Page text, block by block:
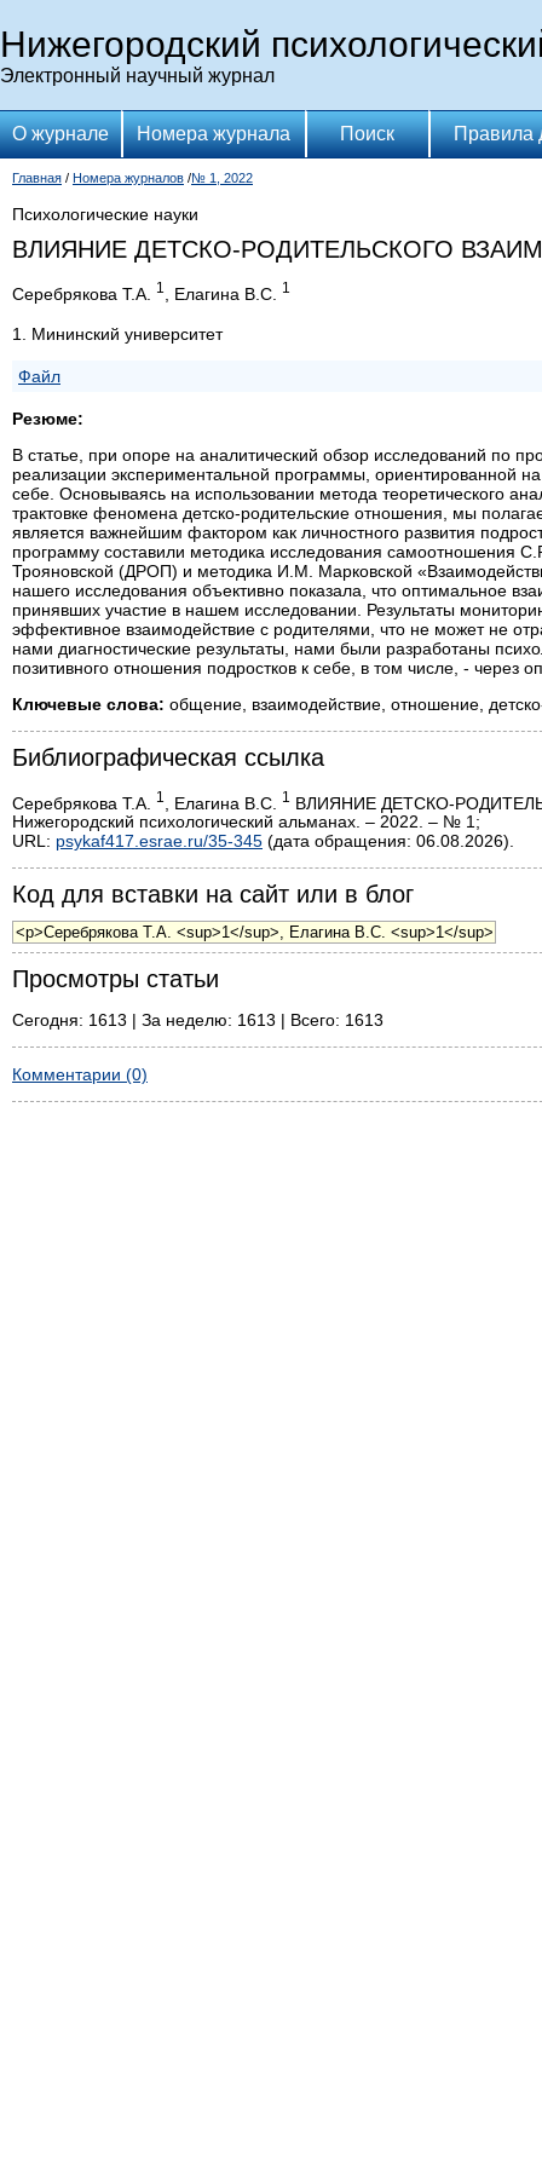
Нижегородский
Электронный научный журнал
О журнале Номера журнала Поиск Правила
Главная / Номера журналов /№ 1, 2022
Психологические науки
ВЛИЯНИЕ ДЕТСКО-РОДИТЕЛЬСКОГО
Серебрякова Т.А. 1 , Елагина В.С. 1
1. Мининский университет
Файл
Резюме:
В статье, при опоре на аналитический обзор исследований по
реализации экспериментальной программы, ориентированной
себе. Основываясь на использовании метода теоретического
трактовке феномена детско-родительские отношения, мы
является важнейшим фактором как личностного развития
программу составили методика исследования самоотношения
Трояновской (ДРОП) и методика И.М. Марковской
нашего исследования объективно показала, что оптимальное
принявших участие в нашем исследовании. Результаты
эффективное взаимодействие с родителями, что не может не
нами диагностические результаты, нами были разработаны
позитивного отношения подростков к себе, в том числе, - через
Ключевые слова: общение, взаимодействие, отношение,
Библиографическая ссылка
Серебрякова Т.А. 1 , Елагина В.С. 1
ВЛИЯНИЕ ДЕТСКО-
Нижегородский психологический альманах. – 2022. – № 1;
URL: psykaf417.esrae.ru/35-345 (дата обращения: 06.08.2026).
Код для вставки на сайт или в блог
Просмотры статьи
Сегодня: 1613 | За неделю: 1613 | Всего: 1613
Комментарии (0)